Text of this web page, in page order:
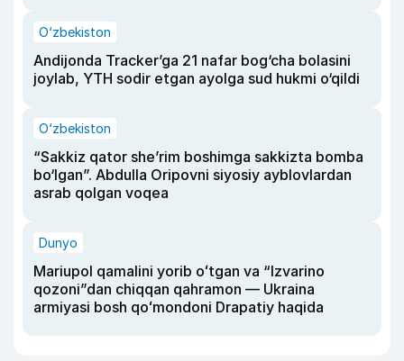
O‘zbekiston
Andijonda Tracker’ga 21 nafar bog‘cha bolasini
joylab, YTH sodir etgan ayolga sud hukmi o‘qildi
O‘zbekiston
“Sakkiz qator she’rim boshimga sakkizta bomba
bo‘lgan”. Abdulla Oripovni siyosiy ayblovlardan
asrab qolgan voqea
Dunyo
Mariupol qamalini yorib oʻtgan va “Izvarino
qozoni”dan chiqqan qahramon — Ukraina
armiyasi bosh qoʻmondoni Drapatiy haqida